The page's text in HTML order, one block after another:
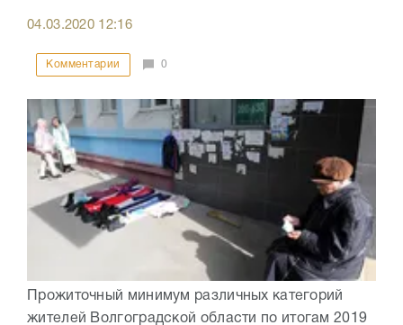
04.03.2020 12:16
Комментарии 0
Прожиточный минимум различных категорий
жителей Волгоградской области по итогам 2019